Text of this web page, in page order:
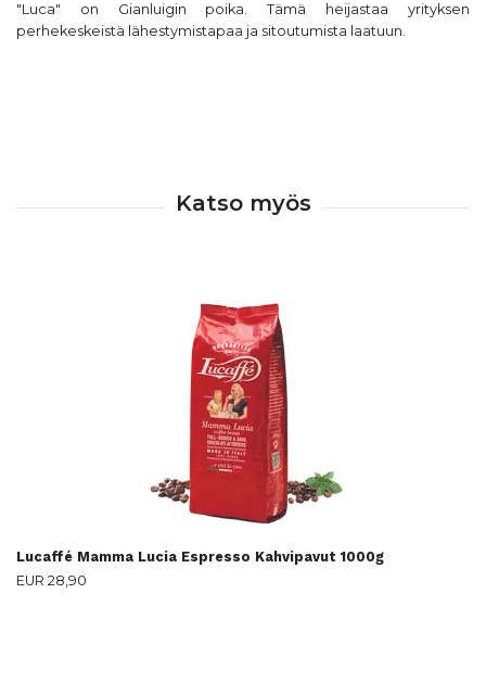
"Luca" on Gianluigin poika. Tämä heijastaa yrityksen
perhekeskeistä lähestymistapaa ja sitoutumista laatuun.
Lucaffé Mamma Lucia Espresso Kahvipavut 1000g
EUR 28,90